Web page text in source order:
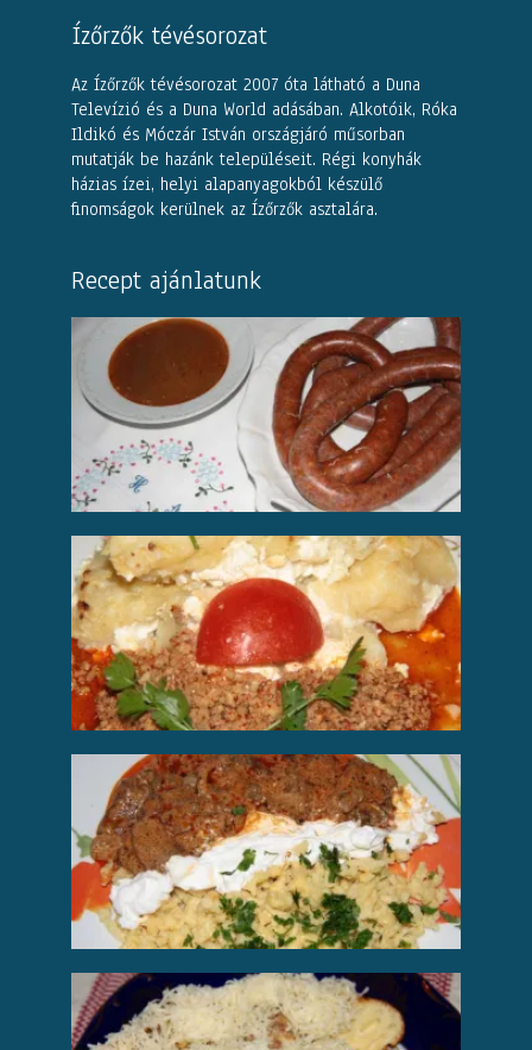
Ízőrzők tévésorozat
Az Ízőrzők tévésorozat 2007 óta látható a Duna
Televízió és a Duna World adásában. Alkotóik, Róka
Ildikó és Móczár István országjáró műsorban
mutatják be hazánk településeit. Régi konyhák
házias ízei, helyi alapanyagokból készülő
finomságok kerülnek az Ízőrzők asztalára.
Recept ajánlatunk